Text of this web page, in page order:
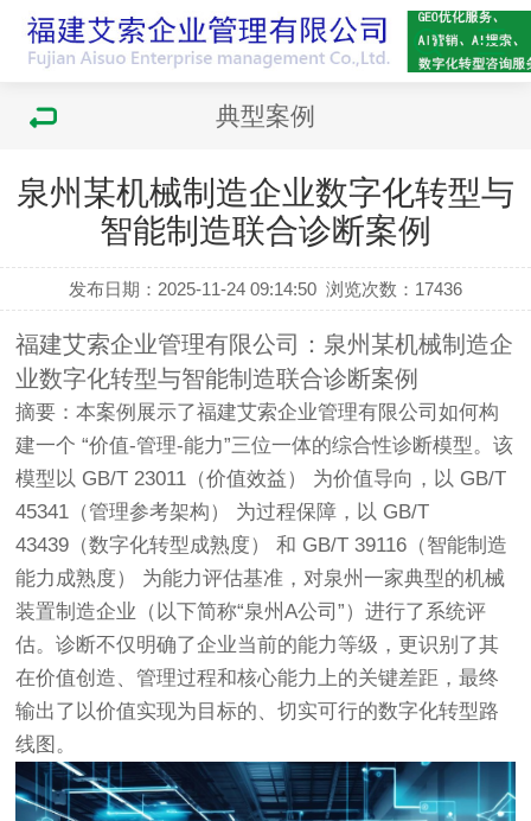
典型案例
泉州某机械制造企业数字化转型与
智能制造联合诊断案例
发布日期：2025-11-24 09:14:50 浏览次数： 17436
福建艾索企业管理有限公司：泉州某机械制造企
业数字化转型与智能制造联合诊断案例
摘要：本案例展示了福建艾索企业管理有限公司如何构
建一个 “价值-管理-能力”三位一体的综合性诊断模型。该
模型以 GB/T 23011（价值效益） 为价值导向，以 GB/T
45341（管理参考架构） 为过程保障，以 GB/T
43439（数字化转型成熟度） 和 GB/T 39116（智能制造
能力成熟度） 为能力评估基准，对泉州一家典型的机械
装置制造企业（以下简称“泉州A公司”）进行了系统评
估。诊断不仅明确了企业当前的能力等级，更识别了其
在价值创造、管理过程和核心能力上的关键差距，最终
输出了以价值实现为目标的、切实可行的数字化转型路
线图。